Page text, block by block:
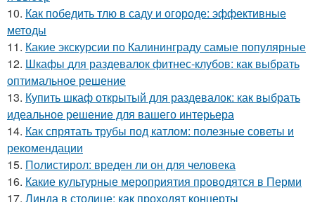
10. Как победить тлю в саду и огороде: эффективные
методы
11. Какие экскурсии по Калининграду самые популярные
12. Шкафы для раздевалок фитнес-клубов: как выбрать
оптимальное решение
13. Купить шкаф открытый для раздевалок: как выбрать
идеальное решение для вашего интерьера
14. Как спрятать трубы под катлом: полезные советы и
рекомендации
15. Полистирол: вреден ли он для человека
16. Какие культурные мероприятия проводятся в Перми
17. Линда в столице: как проходят концерты